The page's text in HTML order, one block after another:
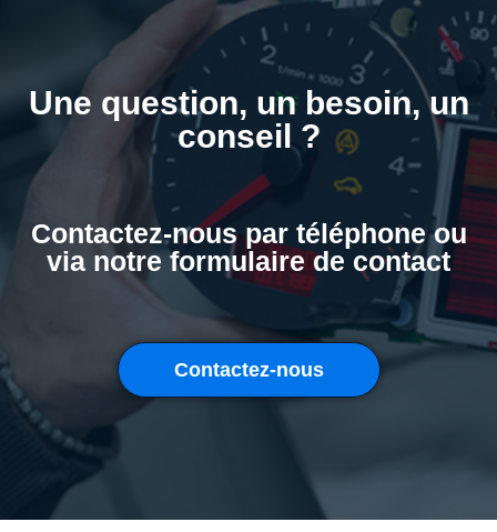
Une question, un besoin, un
conseil ?
Contactez-nous par téléphone ou
via notre formulaire de contact
Contactez-nous